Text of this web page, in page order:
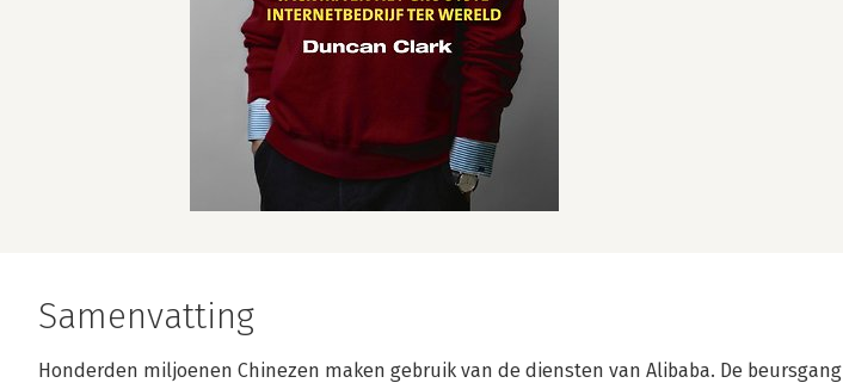
Samenvatting
Honderden miljoenen Chinezen maken gebruik van de diensten van Alibaba. De beursgang